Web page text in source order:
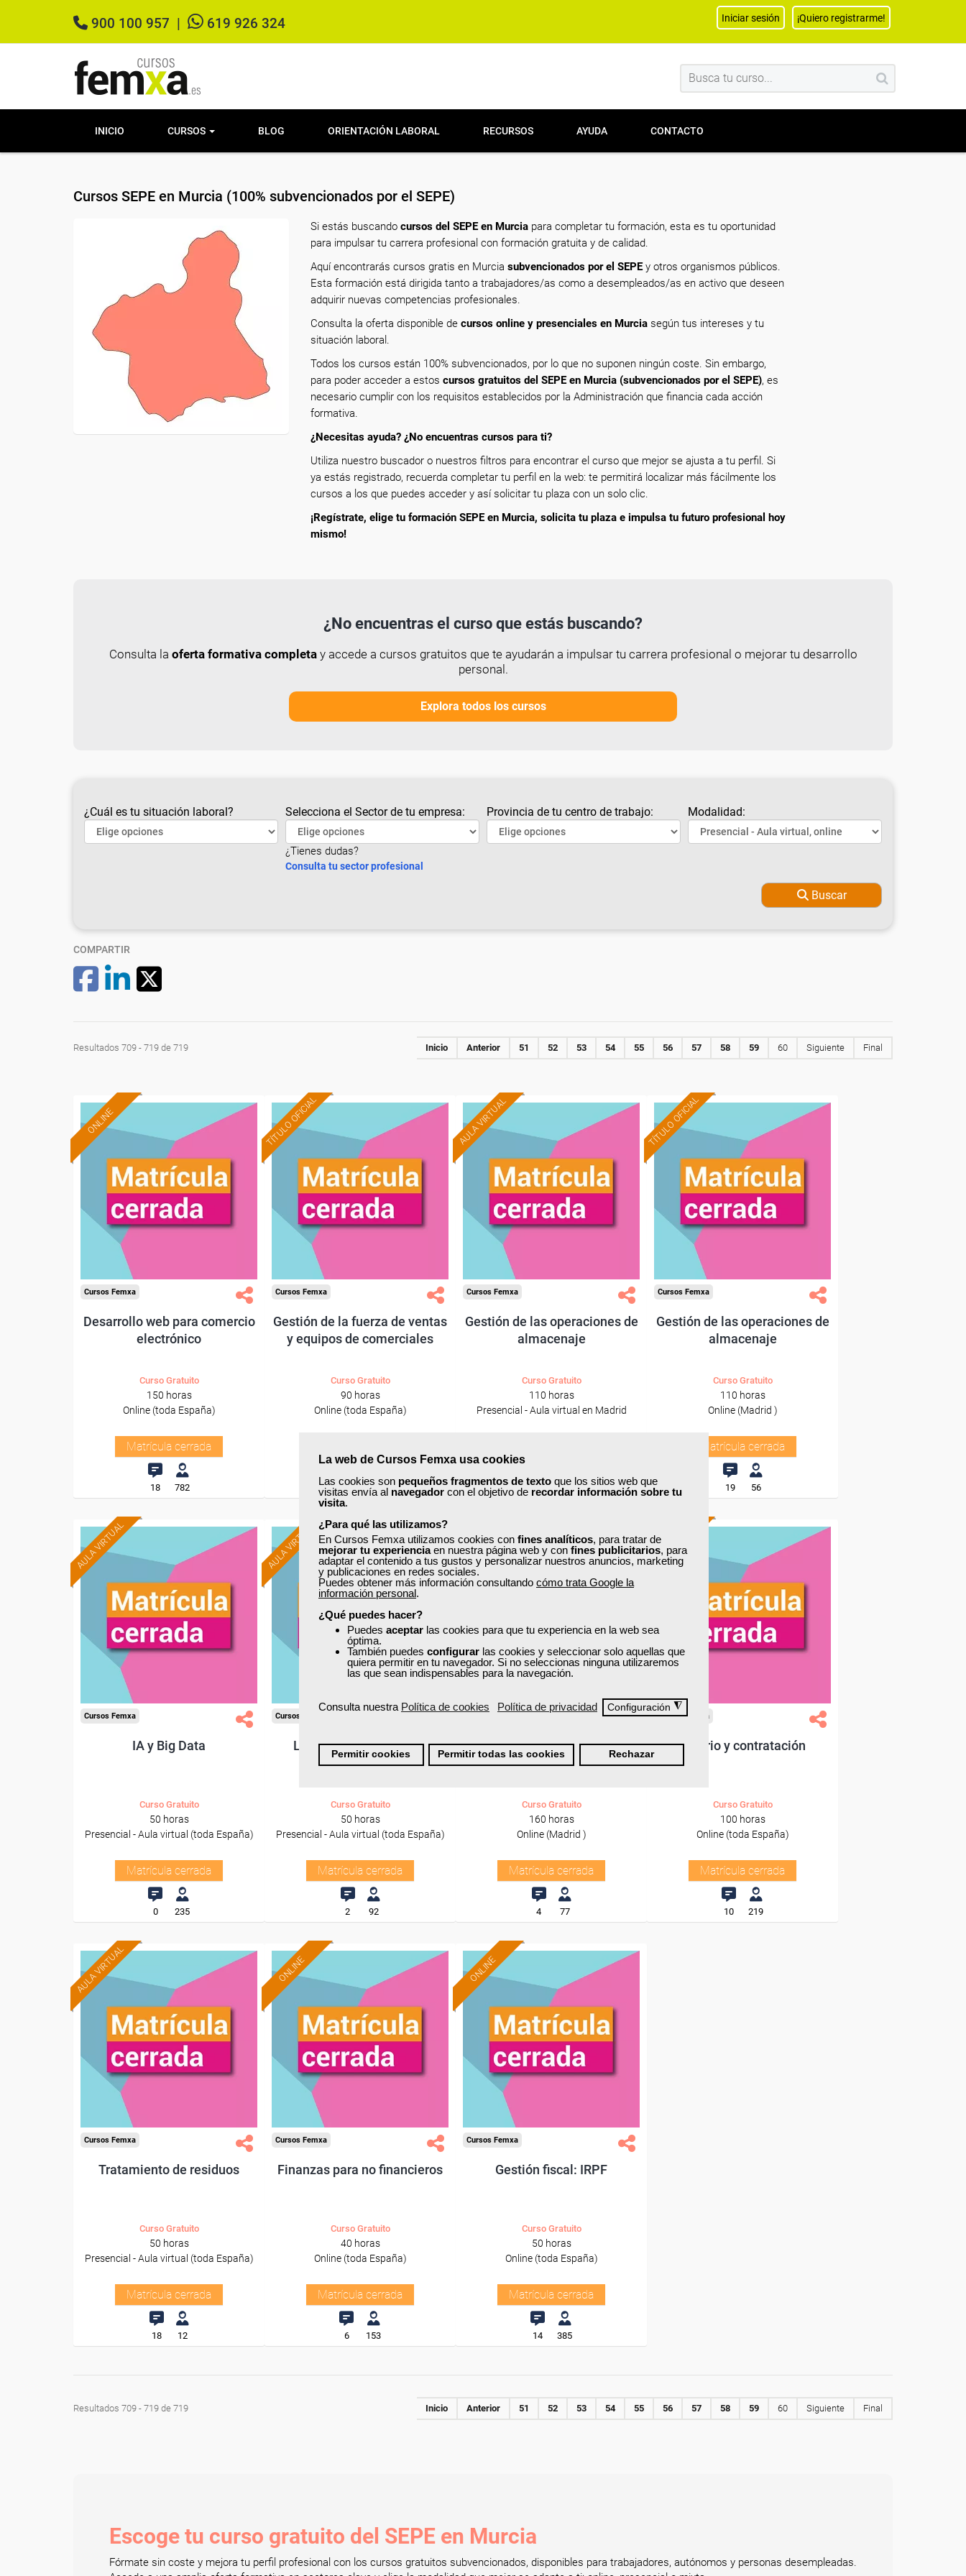
La web de Cursos Femxa usa cookies
Las cookies son pequeños fragmentos de texto que los sitios web que
visitas envía al navegador con el objetivo de recordar información sobre tu
visita.
¿Para qué las utilizamos?
En Cursos Femxa utilizamos cookies con fines analíticos, para tratar de
mejorar tu experienciaen nuestra página web y con fines publicitarios, para
adaptar el contenido a tus gustos y personalizar nuestros anuncios, marketing
y publicaciones en redes sociales.
Puedes obtener más información consultando cómo trata Google la
información personal.
¿Qué puedes hacer?
Puedes aceptar las cookies para que tu experiencia en la web sea
óptima.
También puedes configurar las cookies y seleccionar solo aquellas que
quiera permitir en tu navegador. Si no seleccionas ninguna utilizaremos
las que sean indispensables para la navegación.
Consulta nuestra Política de cookies Política de privacidad Configuración ◮
Permitir cookies Permitir todas las cookies Rechazar
900 100 957 619 926 324 Iniciar sesión ¡Quiero registrarme!
INICIO CURSOS BLOG ORIENTACIÓN LABORAL RECURSOS AYUDA CONTACTO
Cursos SEPE en Murcia (100% subvencionados por el SEPE)
Si estás buscando cursos del SEPE en Murcia para completar tu formación, esta es tu oportunidad
para impulsar tu carrera profesional con formación gratuita y de calidad.
Aquí encontrarás cursos gratis en Murcia subvencionados por el SEPEy otros organismos públicos.
Esta formación está dirigida tanto a trabajadores/as como a desempleados/as en activo que deseen
adquirir nuevas competencias profesionales.
Consulta la oferta disponible de cursos online y presenciales en Murcia según tus intereses y tu
situación laboral.
Todos los cursos están 100% subvencionados, por lo que no suponen ningún coste. Sin embargo,
para poder acceder a estos cursos gratuitos del SEPE en Murcia (subvencionados por el SEPE), es
necesario cumplir con los requisitos establecidos por la Administración que financia cada acción
formativa.
¿Necesitas ayuda? ¿No encuentras cursos para ti?
Utiliza nuestro buscador o nuestros filtros para encontrar el curso que mejor se ajusta a tu perfil. Si
ya estás registrado, recuerda completar tu perfil en la web: te permitirá localizar más fácilmente los
cursos a los que puedes acceder y así solicitar tu plaza con un solo clic.
¡Regístrate, elige tu formación SEPE en Murcia, solicita tu plaza e impulsa tu futuro profesional hoy
mismo!
¿No encuentras el curso que estás buscando?
Consulta la oferta formativa completay accede a cursos gratuitos que te ayudarán a impulsar tu carrera profesional o mejorar tu desarrollo
personal.
Explora todos los cursos
¿Cuál es tu situación laboral? Selecciona el Sector de tu empresa:
¿Tienes dudas?
Consulta tu sector profesional
Provincia de tu centro de trabajo: Modalidad:
Buscar
COMPARTIR
Resultados 709 - 719 de 719 Inicio Anterior 51 52 53 54 55 56 57 58 59 60 Siguiente Final
ONLINE
Cursos Femxa
Desarrollo web para comercio
electrónico
Curso Gratuito
150 horas
Online (toda España)
Matrícula cerrada
18 782
TÍTULO OFICIAL
Cursos Femxa
Gestión de la fuerza de ventas
y equipos de comerciales
Curso Gratuito
90 horas
Online (toda España)
0 1
AULA VIRTUAL
Cursos Femxa
Gestión de las operaciones de
almacenaje
Curso Gratuito
110 horas
Presencial - Aula virtual en Madrid
0 0
TÍTULO OFICIAL
Cursos Femxa
Gestión de las operaciones de
almacenaje
Curso Gratuito
110 horas
Online (Madrid )
Matrícula cerrada
19 56
AULA VIRTUAL
Cursos Femxa
IA y Big Data
Curso Gratuito
50 horas
Presencial - Aula virtual (toda España)
Matrícula cerrada
0 235
AULA VIRTUAL
Cursos Femxa
Liderazgo y gestión del
cambio
Curso Gratuito
50 horas
Presencial - Aula virtual (toda España)
Matrícula cerrada
2 92
TÍTULO OFICIAL
Operaciones de venta
Curso Gratuito
160 horas
Online (Madrid )
Matrícula cerrada
4 77
ONLINE
Cursos Femxa
Salario y contratación
Curso Gratuito
100 horas
Online (toda España)
Matrícula cerrada
10 219
AULA VIRTUAL
Cursos Femxa
Tratamiento de residuos
Curso Gratuito
50 horas
Presencial - Aula virtual (toda España)
Matrícula cerrada
18 12
ONLINE
Cursos Femxa
Finanzas para no financieros
Curso Gratuito
40 horas
Online (toda España)
Matrícula cerrada
6 153
ONLINE
Cursos Femxa
Gestión fiscal: IRPF
Curso Gratuito
50 horas
Online (toda España)
Matrícula cerrada
14 385
Resultados 709 - 719 de 719 Inicio Anterior 51 52 53 54 55 56 57 58 59 60 Siguiente Final
Escoge tu curso gratuito del SEPE en Murcia
Fórmate sin coste y mejora tu perfil profesional con los cursos gratuitos subvencionados, disponibles para trabajadores, autónomos y personas desempleadas.